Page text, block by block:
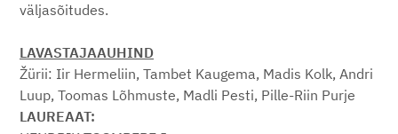
väljasõitudes.
LAVASTAJAAUHIND
Žürii: Iir Hermeliin, Tambet Kaugema, Madis Kolk, Andri
Luup, Toomas Lõhmuste, Madli Pesti, Pille-Riin Purje
LAUREAAT: